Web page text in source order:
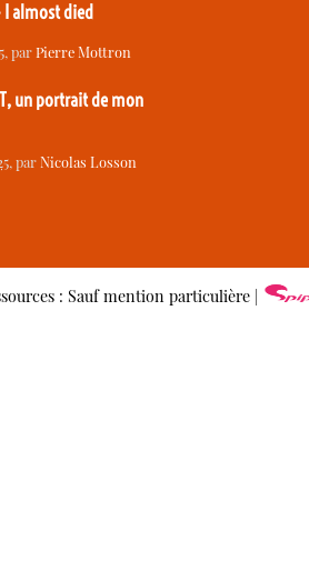
I almost died
, parPierre Mottron
un portrait de mon
, parNicolas Losson
: Sauf mention particulière |